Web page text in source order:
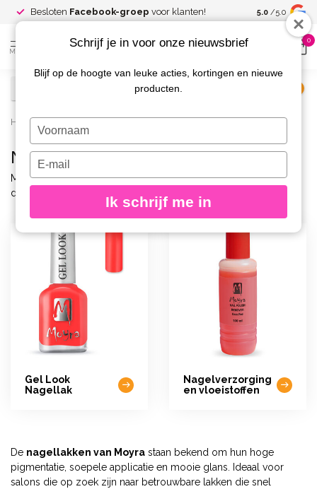
Besloten Facebook-groep voor klanten! Spaar voor
kortingen
5.0 /5.0
MENU
0
Home / Merken / Moyra / Nagellak
Nagellak
Moyra nagellak combineert intense kleuren met een egale
dekking en een langdurige, glanzende finish.
Gel Look
Nagellak
Nagelverzorging
en vloeistoffen
De nagellakken van Moyra staan bekend om hun hoge
pigmentatie, soepele applicatie en mooie glans. Ideaal voor
salons die op zoek zijn naar betrouwbare lakken die snel
Schrijf je in voor onze nieuwsbrief
Blijf op de hoogte van leuke acties, kortingen en nieuwe
producten.
Typ
je
naam
Typ
je
e-
in
Ik schrijf me in